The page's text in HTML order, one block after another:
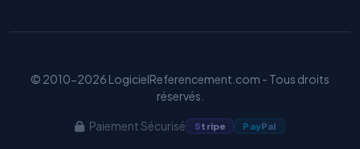
© 2010-2026 LogicielReferencement.com - Tous droits
réservés.
Paiement Sécurisé Stripe PayPal